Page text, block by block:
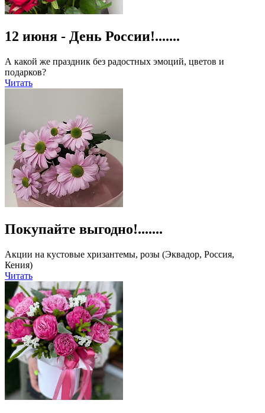
12 июня - День России!.......
А какой же праздник без радостных эмоций, цветов и
подарков?
Читать
Покупайте выгодно!.......
Акции на кустовые хризантемы, розы (Эквадор, Россия,
Кения)
Читать